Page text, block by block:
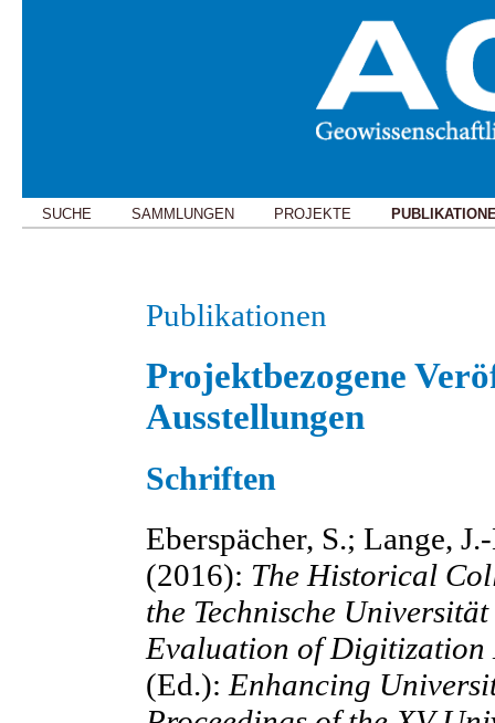
SUCHE SAMMLUNGEN PROJEKTE
Publikationen
Projektbezogene
Ausstellungen
Schriften
Eberspächer, S.; Lange,
(2016): The Historical
the Technische
Evaluation of Digitization
(Ed.): Enhancing